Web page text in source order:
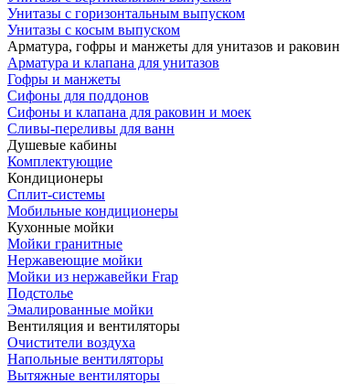
Унитазы с горизонтальным выпуском
Унитазы с косым выпуском
Арматура, гофры и манжеты для унитазов и раковин
Арматура и клапана для унитазов
Гофры и манжеты
Сифоны для поддонов
Сифоны и клапана для раковин и моек
Сливы-переливы для ванн
Душевые кабины
Комплектующие
Кондиционеры
Сплит-системы
Мобильные кондиционеры
Кухонные мойки
Мойки гранитные
Нержавеющие мойки
Мойки из нержавейки Frap
Подстолье
Эмалированные мойки
Вентиляция и вентиляторы
Очистители воздуха
Напольные вентиляторы
Вытяжные вентиляторы